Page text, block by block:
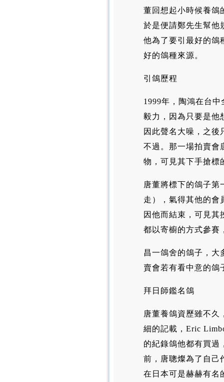
董回想起小時候養鴿
於是便請鄭先生幫他
他為了要引最好的鴿
好的鴿種來源。
引鴿歷程
1999年，陶鴻在台
毅力，因為只要是他
因此聲名大噪，之
不過。那一場拍賣會
物，可見其下手搶標
唐董將標下的鴿子第
走），氣得其他的會
因他而結束，可見其
都以寄櫥的方式參賽
昌一鴿舍的鴿子，大
賣會若有看中意的鴿
拜日師鑑名鴿
唐董養鴿資歷雖不久
細的記載，Eric
的紀錄鴿他都有買過
前，唐聰燦為了自己
在日本可是赫赫有名